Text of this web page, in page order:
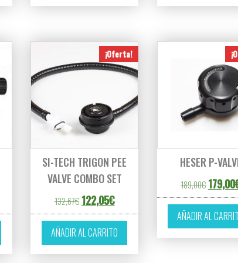
¡Oferta!
SI-TECH TRIGON PEE
VALVE COMBO SET
132,67€ El precio original era: 132,67€.
122,05€El precio actual es: 122,05€.
AÑADIR AL CARRITO
HESER P-
189,00€ El
179,00
AÑADIR AL